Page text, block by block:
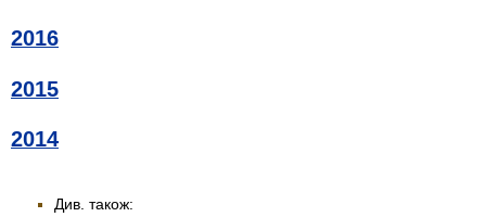
2016
2015
2014
Див. також: